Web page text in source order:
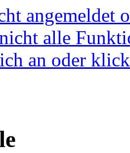
angemeldet
alle
an oder